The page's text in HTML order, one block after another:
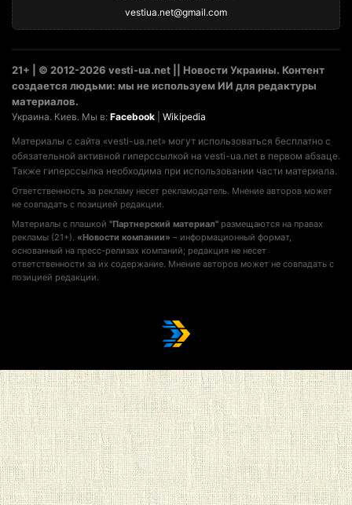
vestiua.net@gmail.com
21+ | © 2012-2026 vesti-ua.net || Новости Украины. Контент
создается людьми: мы не используем ИИ для редактуры
материалов.
Украина. Киев. Мы в: Facebook Wikipedia
Материалы с сайта «vesti-ua.net» могут использоваться бесплатно с
обязательной активной гиперссылкой на vesti-ua.net в первом абзаце.
Также гиперссылка необходима при использовании части материала.
Ответственность за рекламу несет рекламодатель. Мнение авторов может
не совпадать с позицией редакции.
Материалы с плашкой "Партнерский материал" размещаются на правах
рекламы (21+). «Новости компании» – информационный формат,
основанный на пресс-релизах компаний; редакция не несет
ответственности за их содержание. Мнение авторов может не совпадать с
позицией редакции.